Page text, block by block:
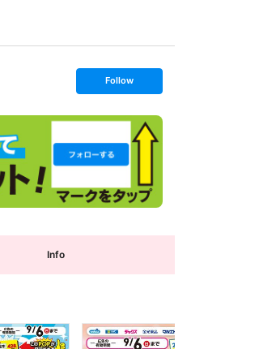
s
t
o
l
o
w
Follow
Info